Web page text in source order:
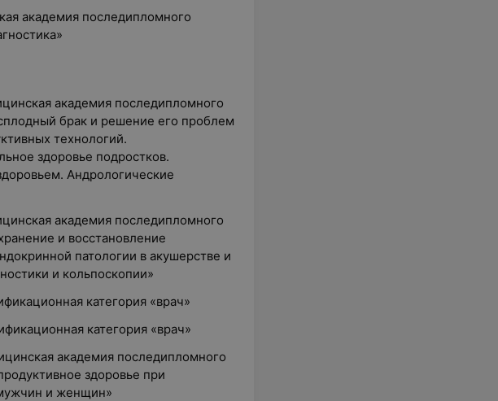
академия последипломного
академия последипломного
брак и решение его проблем
технологий.
здоровье подростков.
Андрологические
академия последипломного
и восстановление
патологии в акушерстве и
и кольпоскопии»
категория «врач»
категория «врач»
академия последипломного
здоровье при
и женщин»